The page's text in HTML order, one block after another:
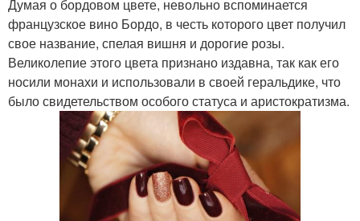
Думая о бордовом цвете, невольно вспоминается
французское вино Бордо, в честь которого цвет получил
свое название, спелая вишня и дорогие розы.
Великолепие этого цвета признано издавна, так как его
носили монахи и использовали в своей геральдике, что
было свидетельством особого статуса и аристократизма.